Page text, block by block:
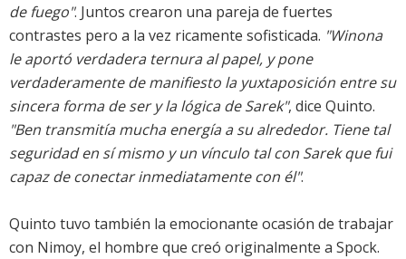
de fuego". Juntos crearon una pareja de fuertes
contrastes pero a la vez ricamente sofisticada. "Winona
le aportó verdadera ternura al papel, y pone
verdaderamente de manifiesto la yuxtaposición entre su
sincera forma de ser y la lógica de Sarek", dice Quinto.
"Ben transmitía mucha energía a su alrededor. Tiene tal
seguridad en sí mismo y un vínculo tal con Sarek que fui
capaz de conectar inmediatamente con él".
Quinto tuvo también la emocionante ocasión de trabajar
con Nimoy, el hombre que creó originalmente a Spock.